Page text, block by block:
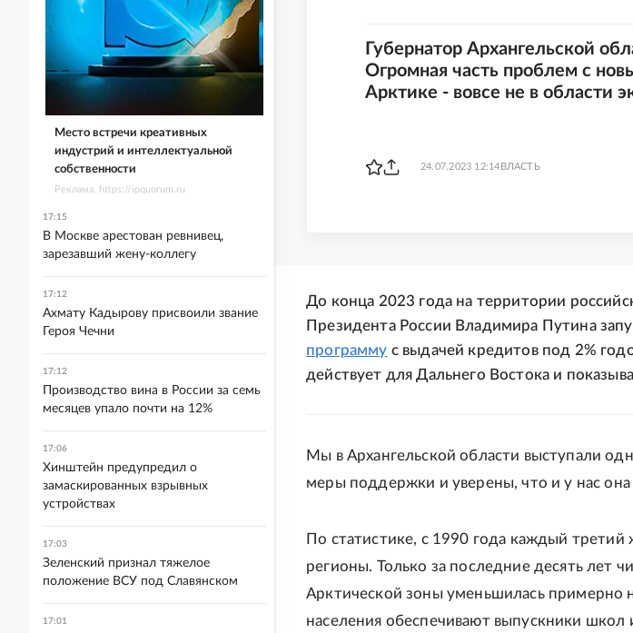
Губернатор Архангельской
Огромная часть проблем с
Арктике - вовсе не в области
24.07.2023 12:14 ВЛАСТЬ
До конца 2023 года на территории
Президента России Владимира Путина
программу с выдачей кредитов под 2%
действует для Дальнего Востока и
Мы в Архангельской области выступали
меры поддержки и уверены, что и у нас
По статистике, с 1990 года каждый
регионы. Только за последние десять лет
Арктической зоны уменьшилась примерно
населения обеспечивают выпускники
Место встречи креативных
индустрий и интеллектуальной
собственности
Реклама. https://ipquorum.ru
17:15
В Москве арестован ревнивец,
зарезавший жену-коллегу
17:12
Ахмату Кадырову присвоили звание
Героя Чечни
17:12
Производство вина в России за семь
месяцев упало почти на 12%
17:06
Хинштейн предупредил о
замаскированных взрывных
устройствах
17:03
Зеленский признал тяжелое
положение ВСУ под Славянском
17:01